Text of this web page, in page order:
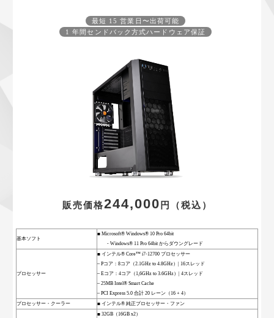
最短 15 営業日〜出荷可能
1 年間センドバック方式ハードウェア保証
販売価格244,000 円 （税込）
基本ソフト
■ Microsoft® Windows® 10 Pro 64bit
- Windows® 11 Pro 64bit からダウングレード
プロセッサー
■ インテル® Core™ i7-12700 プロセッサー
– Pコア：8コア（2.1GHz to 4.8GHz）| 16スレッド
– Eコア：4コア（1,6GHz to 3.6GHz）| 4スレッド
– 25MB Intel® Smart Cache
– PCI Express 5.0 合計 20 レーン（16 + 4）
プロセッサー・クーラー
■ インテル® 純正プロセッサー・ファン
■ 32GB（16GB x2）